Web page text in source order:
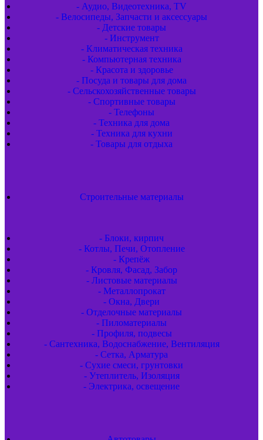
- Аудио, Видеотехника, TV
- Велосипеды, Запчасти и аксессуары
- Детские товары
- Инструмент
- Климатическая техника
- Компьютерная техника
- Красота и здоровье
- Посуда и товары для дома
- Сельскохозяйственные товары
- Спортивные товары
- Телефоны
- Техника для дома
- Техника для кухни
- Товары для отдыха
Строительные материалы
- Блоки, кирпич
- Котлы, Печи, Отопление
- Крепёж
- Кровля, Фасад, Забор
- Листовые материалы
- Металлопрокат
- Окна, Двери
- Отделочные материалы
- Пиломатериалы
- Профиля, подвесы
- Сантехника, Водоснабжение, Вентиляция
- Сетка, Арматура
- Сухие смеси, грунтовки
- Утеплитель, Изоляция
- Электрика, освещение